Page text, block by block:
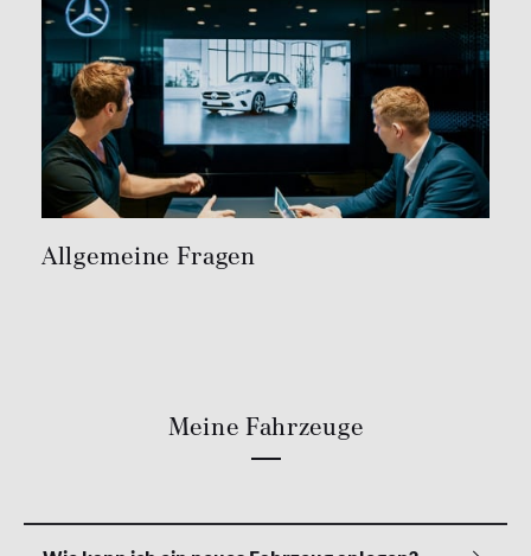
Allgemeine Fragen
Meine Fahrzeuge